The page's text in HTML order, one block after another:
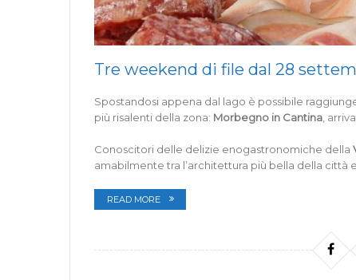
Tre weekend di file dal 28
Spostandosi appena dal lago è possibile
più risalenti della zona: Morbegno in Cantina ,
Conoscitori delle delizie enogastronomiche della
amabilmente tra l’architettura più bella della città
READ MORE